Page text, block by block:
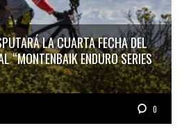
LA CUARTA FECHA DEL
“MONTENBAIK ENDURO SERIES
0